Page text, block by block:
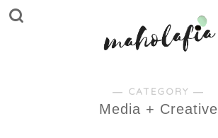
― CATEGORY ―
Media + Creative